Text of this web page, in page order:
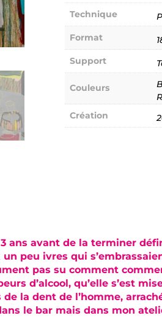
Technique
Format
Support
Couleurs
Création
ans avant de la terminer
peu ivres qui
pas su comment
d’alcool, qu’elle s’est
la dent de l’homme,
le bar mais dans mon